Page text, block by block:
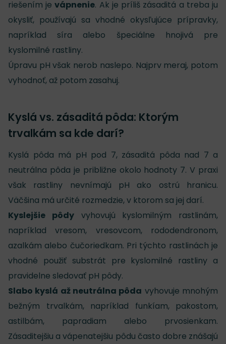
riešením jevápnenie. Ak je príliš zásaditá a treba ju
okysliť, používajú sa vhodné okysľujúce prípravky,
napríklad síra alebo špeciálne hnojivá pre
kyslomilné rastliny.
Úpravu pH však nerob naslepo. Najprv meraj, potom
vyhodnoť, až potom zasahuj.
Kyslá vs. zásaditá pôda: Ktorým
trvalkám sa kde darí?
Kyslá pôda má pH pod 7, zásaditá pôda nad 7 a
neutrálna pôda je približne okolo hodnoty 7. V praxi
však rastliny nevnímajú pH ako ostrú hranicu.
Väčšina má určité rozmedzie, v ktorom sa jej darí.
Kyslejšie pôdyvyhovujú kyslomilným rastlinám,
napríklad vresom, vresovcom, rododendronom,
azalkám alebo čučoriedkam. Pri týchto rastlinách je
vhodné použiť substrát pre kyslomilné rastliny a
pravidelne sledovať pH pôdy.
Slabo kyslá až neutrálna pôda vyhovuje mnohým
bežným trvalkám, napríklad funkíam, pakostom,
astilbám, papradiam alebo prvosienkam.
Zásaditejšiu a vápenatejšiu pôdu často dobre znášajú